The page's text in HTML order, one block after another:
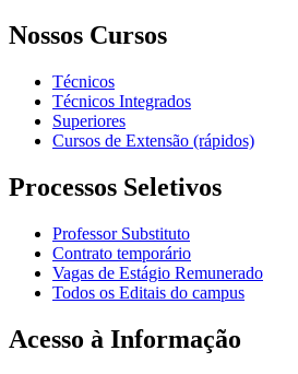
Nossos Cursos
Técnicos
Técnicos Integrados
Superiores
Cursos de Extensão (rápidos)
Processos Seletivos
Professor Substituto
Contrato temporário
Vagas de Estágio Remunerado
Todos os Editais do campus
Acesso à Informação